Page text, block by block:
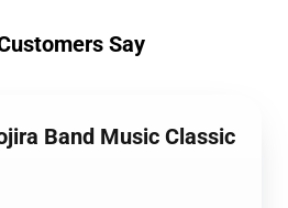
Say
Band Music Classic